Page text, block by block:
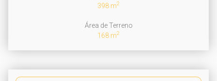
398 m2
Área de Terreno
168 m2